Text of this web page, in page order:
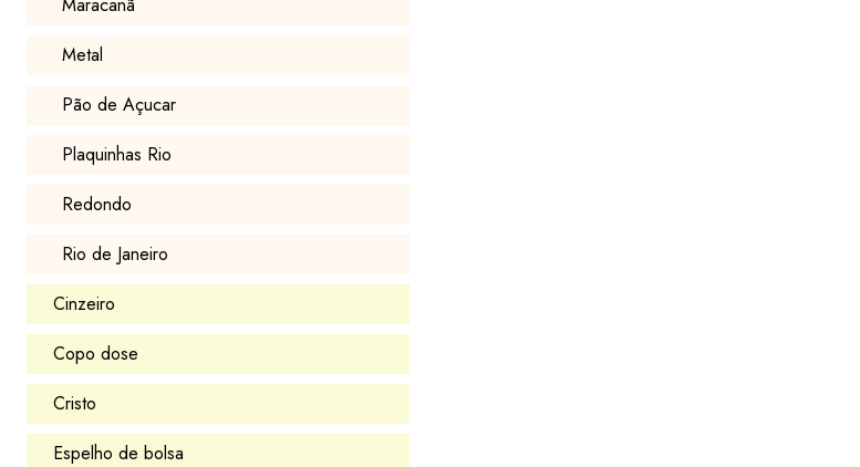
Metal
Pão de Açucar
Plaquinhas Rio
Redondo
Rio de Janeiro
Cinzeiro
Copo dose
Cristo
Espelho de bolsa